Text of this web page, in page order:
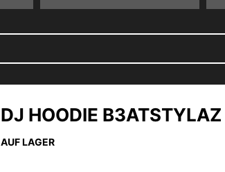
DJ HOODIE B3ATSTYLAZ
AUF LAGER